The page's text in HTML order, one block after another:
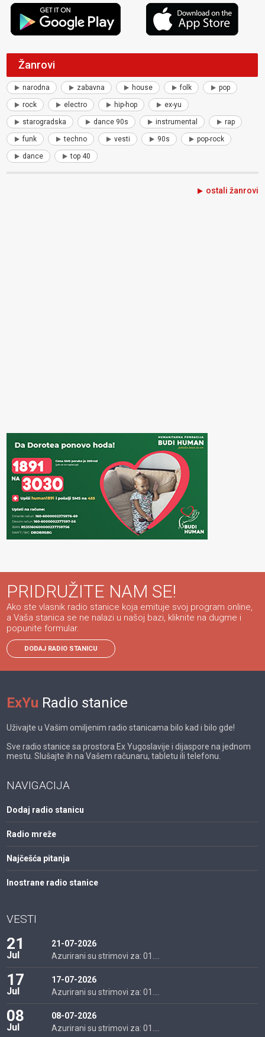
Žanrovi
narodna zabavna house folk pop
rock electro hip-hop ex-yu
starogradska dance 90s instrumental rap
funk techno vesti 90s pop-rock
dance top 40
ostali žanrovi
PRIDRUŽITE NAM SE!
Ako ste vlasnik radio stanice koja emituje svoj program online,
a Vaša stanica se ne nalazi u našoj bazi, kliknite na dugme i
popunite formular.
DODAJ RADIO STANICU
ExYu Radio stanice
Uživajte u Vašim omiljenim radio stanicama bilo kad i bilo gde!
Sve radio stanice sa prostora Ex Yugoslavije i dijaspore na jednom
mestu. Slušajte ih na Vašem računaru, tabletu ili telefonu.
NAVIGACIJA
Dodaj radio stanicu
Radio mreže
Najčešća pitanja
Inostrane radio stanice
VESTI
21
Jul
21-07-2026
Azurirani su strimovi za: 01....
17
Jul
17-07-2026
Azurirani su strimovi za: 01....
08
Jul
08-07-2026
Azurirani su strimovi za: 01....